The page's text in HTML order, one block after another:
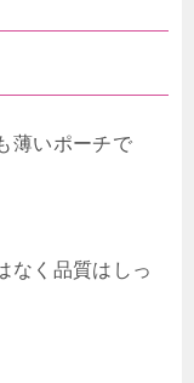
薄いポーチで
なく品質はしっ